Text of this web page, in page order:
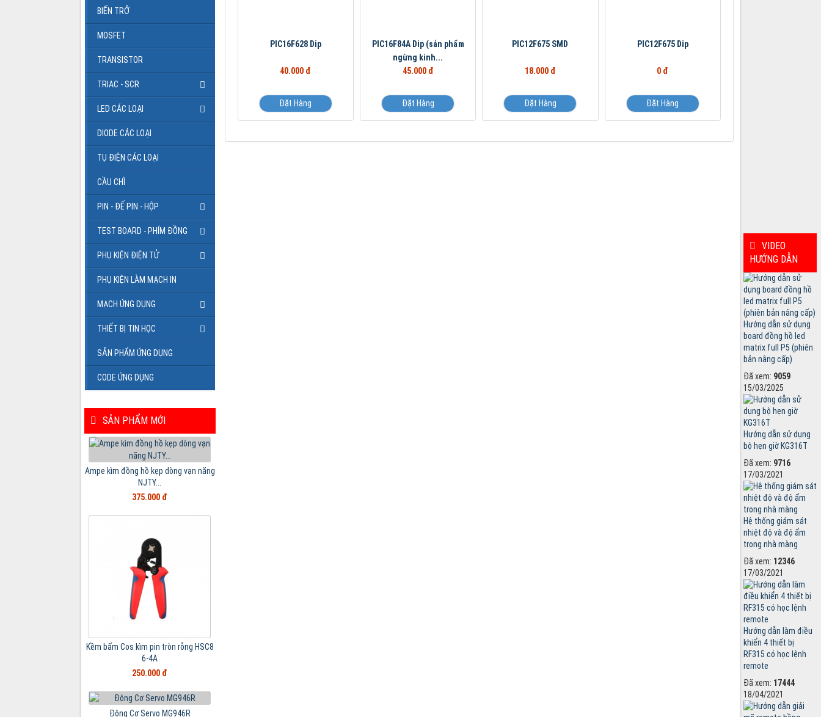
PIC16F628 Dip
40.000 đ
Đặt Hàng
PIC16F84A Dip (sản phẩm
ngừng kinh...
45.000 đ
Đặt Hàng
PIC12F675 SMD
18.000 đ
Đặt Hàng
PIC12F675 Dip
0 đ
Đặt Hàng
BIẾN TRỞ
MOSFET
TRANSISTOR
TRIAC - SCR
LED CÁC LOẠI
DIODE CÁC LOẠI
TỤ ĐIỆN CÁC LOẠI
CẦU CHÌ
PIN - ĐẾ PIN - HỘP
TEST BOARD - PHÍM ĐỒNG
PHỤ KIỆN ĐIỆN TỬ
PHỤ KIỆN LÀM MẠCH IN
MẠCH ỨNG DỤNG
THIẾT BỊ TIN HỌC
SẢN PHẨM ỨNG DỤNG
CODE ỨNG DỤNG
SẢN PHẨM MỚI
Ampe kìm đồng hồ kẹp dòng vạn năng
NJTY...
375.000 đ
Kềm bấm Cos kìm pin tròn rỗng HSC8
6-4A
250.000 đ
Động Cơ Servo MG946R
VIDEO
HƯỚNG DẪN
Hướng dẫn sử dụng
board đồng hồ led
matrix full P5 (phiên
bản nâng cấp)
Đã xem: 9059
15/03/2025
Hướng dẫn sử dụng
bộ hẹn giờ KG316T
Đã xem: 9716
17/03/2021
Hệ thống giám sát
nhiệt độ và độ ẩm
trong nhà màng
Đã xem: 12346
17/03/2021
Hướng dẫn làm điều
khiển 4 thiết bị
RF315 có học lệnh
remote
Đã xem: 17444
18/04/2021